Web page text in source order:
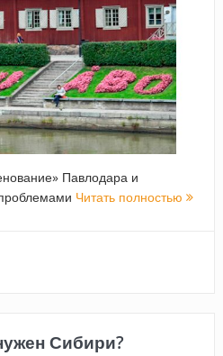
Павлодара и
Читать полностью
Сибири?